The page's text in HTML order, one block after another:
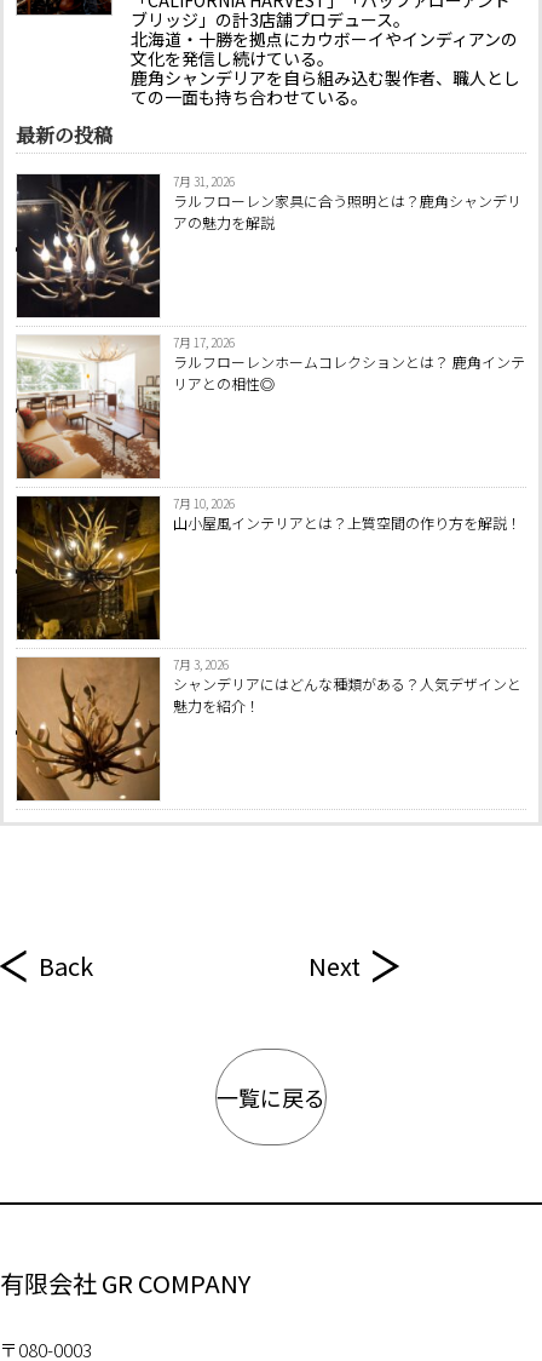
ブリッジ」の計3店舗プロデュース。
北海道・十勝を拠点にカウボーイやインディアンの
文化を発信し続けている。
鹿角シャンデリアを自ら組み込む製作者、職人とし
ての一面も持ち合わせている。
最新の投稿
7月 31, 2026
ラルフローレン家具に合う照明とは？鹿角シャンデリ
アの魅力を解説
7月 17, 2026
ラルフローレンホームコレクションとは？ 鹿角インテ
リアとの相性◎
7月 10, 2026
山小屋風インテリアとは？上質空間の作り方を解説！
7月 3, 2026
シャンデリアにはどんな種類がある？人気デザインと
魅力を紹介！
Back Next
一覧に戻る
有限会社 GR COMPANY
〒080-0003